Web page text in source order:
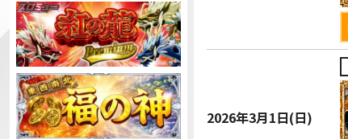
2026年3月1日(日)